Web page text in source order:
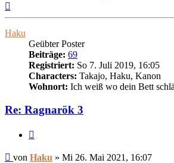
Haku
Geübter Poster
Beiträge: 69
Registriert: So 7. Juli 2019, 16:05
Characters: Takajo, Haku, Kanon
Wohnort: Ich weiß wo dein Bett
Re: Ragnarök 3
Beitrag
von Haku » Mi 26. Mai 2021, 16:07